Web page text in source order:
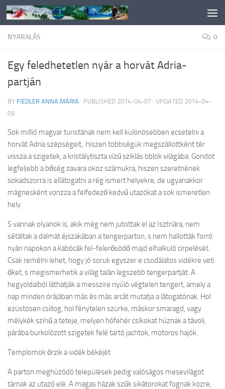
Skip to content
NYARALÁS 0
Egy feledhetetlen nyár a horvát Adria-
partján
BY FIEDLER ANNA MÁRIA · PUBLISHED 2014-04-07 · UPDATED 2014-04-
09
Sok millió magyar turistának nem kell különösebben ecsetelni a
horvát Adria szépségeit, hiszen többségük megszállottként tér
vissza a szigetek, a kristálytiszta vízű sziklás öblök világába. Gondot
legfeljebb a bőség zavara okoz számukra, hiszen szeretnének
sokadszorra is ellátogatni a rég ismert helyekre, de ugyanakkor
mágnesként vonzza a felfedező kedvű utazókat a sok ismeretlen
hely.
S vannak olyanok is, akik még nem jutottak el az Isztriára, nem
sétáltak a dalmát éjszakában a tengerparton, s nem hallották forró
nyári napokon a kabócák fel-felerősödő majd elhalkuló cirpelését.
Csak remélni lehet, hogy jó soruk egyszer e csodálatos vidékre veti
őket, s megismerhetik a világ talán legszebb tengerpartját. A
hegyoldalból láthatják a messzire nyúló végtelen tengert, amely a
nap minden órájában más és más arcát mutatja a látogatónak. Hol
ezüstösen csillog, hol fénytelen szürke, máskor smaragd, vagy
mélykék színű a teteje, melyen hófehér csíkokat húznak a távoli,
párába burkolózott szigetek felé tartó jachtok, motoros hajók.
Templomok őrzik a vidék békéjét
A parton meghúzódó települések pedig valóságos mesevilágot
tárnak az utazó elé. A magas házak szűk sikátorokat fognak közre,